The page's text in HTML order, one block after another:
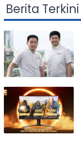
Berita Terkini